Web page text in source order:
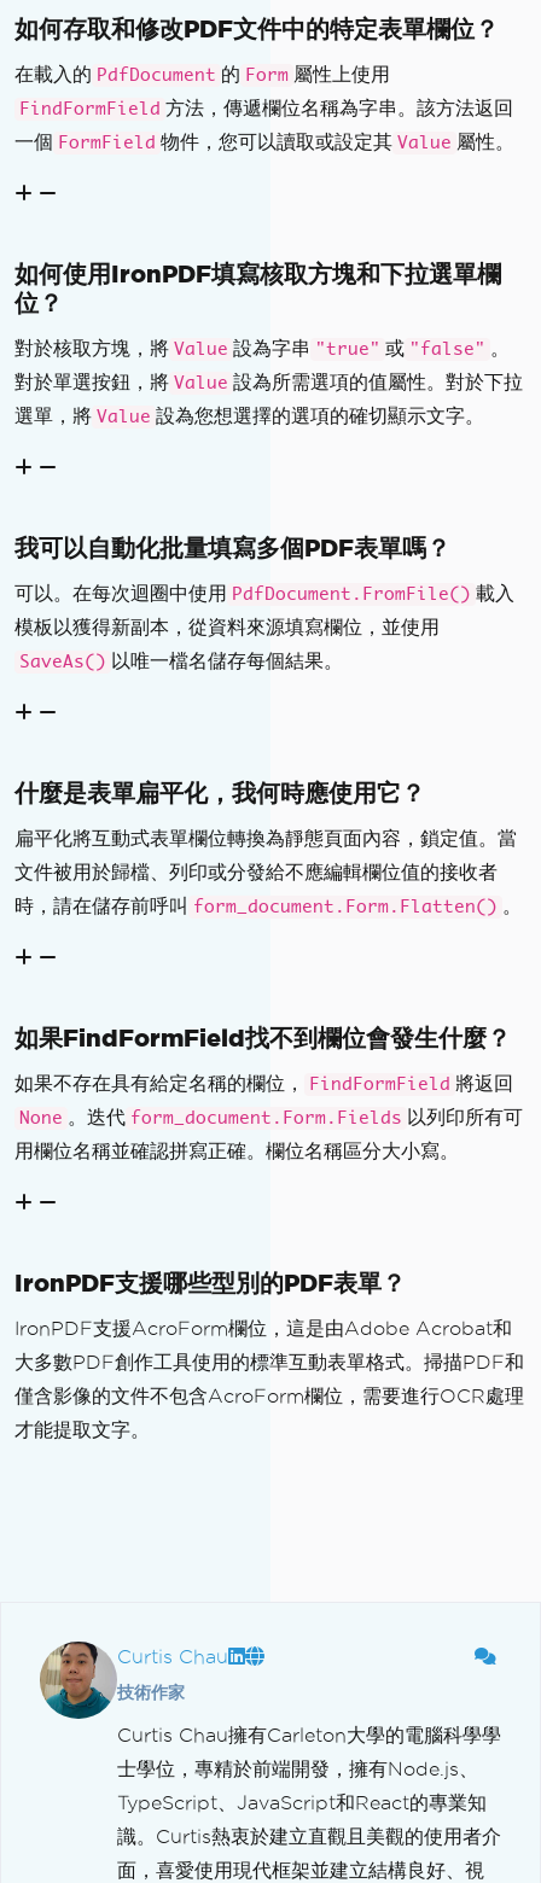
如何存取和修改PDF文件中的特定表單欄位？
在載入的 PdfDocument 的 Form 屬性上使用
FindFormField 方法，傳遞欄位名稱為字串。該方法返回
一個
FormField 物件，您可以讀取或設定其 Value 屬性。
如何使用IronPDF填寫核取方塊和下拉選單欄
位？
對於核取方塊，將 Value 設為字串 "true" 或 "false" 。
對於單選按鈕，將 Value 設為所需選項的值屬性。對於下拉
選單，將 Value 設為您想選擇的選項的確切顯示文字。
我可以自動化批量填寫多個PDF表單嗎？
可以。在每次迴圈中使用 PdfDocument.FromFile() 載入
模板以獲得新副本，從資料來源填寫欄位，並使用
SaveAs() 以唯一檔名儲存每個結果。
什麼是表單扁平化，我何時應使用它？
扁平化將互動式表單欄位轉換為靜態頁面內容，鎖定值。當
文件被用於歸檔、列印或分發給不應編輯欄位值的接收者
時，請在儲存前呼叫 form_document.Form.Flatten() 。
如果FindFormField找不到欄位會發生什麼？
如果不存在具有給定名稱的欄位， FindFormField 將返回
None 。迭代 form_document.Form.Fields 以列印所有可
用欄位名稱並確認拼寫正確。欄位名稱區分大小寫。
IronPDF支援哪些型別的PDF表單？
IronPDF支援AcroForm欄位，這是由Adobe Acrobat和
大多數PDF創作工具使用的標準互動表單格式。掃描PDF和
僅含影像的文件不包含AcroForm欄位，需要進行OCR處理
才能提取文字。
Curtis Chau
技術作家
Curtis Chau擁有Carleton大學的電腦科學學
士學位，專精於前端開發，擁有Node.js、
TypeScript、JavaScript和React的專業知
識。Curtis熱衷於建立直觀且美觀的使用者介
面，喜愛使用現代框架並建立結構良好、視